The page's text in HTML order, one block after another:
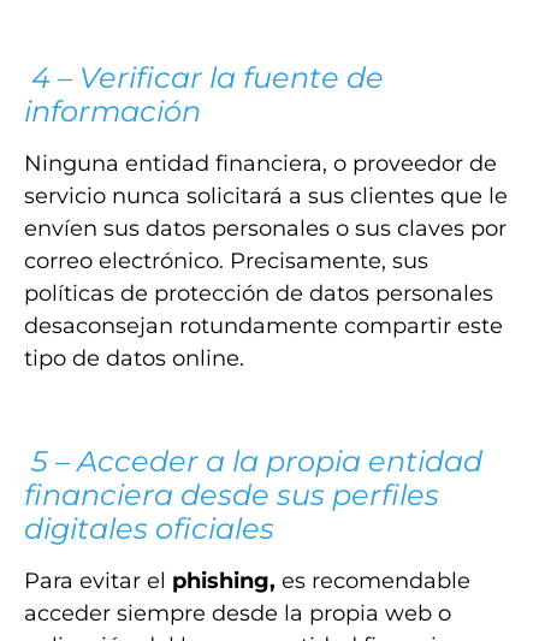
4 – Verificar la fuente de
información
Ninguna entidad financiera, o proveedor de
servicio nunca solicitará a sus clientes que le
envíen sus datos personales o sus claves por
correo electrónico. Precisamente, sus
políticas de protección de datos personales
desaconsejan rotundamente compartir este
tipo de datos online.
5 – Acceder a la propia entidad
financiera desde sus perfiles
digitales oficiales
Para evitar el phishing, es recomendable
acceder siempre desde la propia web o